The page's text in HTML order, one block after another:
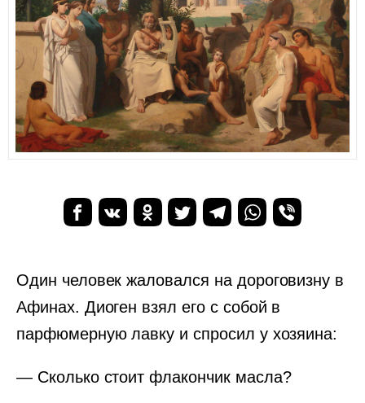
Один человек жаловался на дороговизну в
Афинах. Диоген взял его с собой в
парфюмерную лавку и спросил у хозяина:
— Сколько стоит флакончик масла?